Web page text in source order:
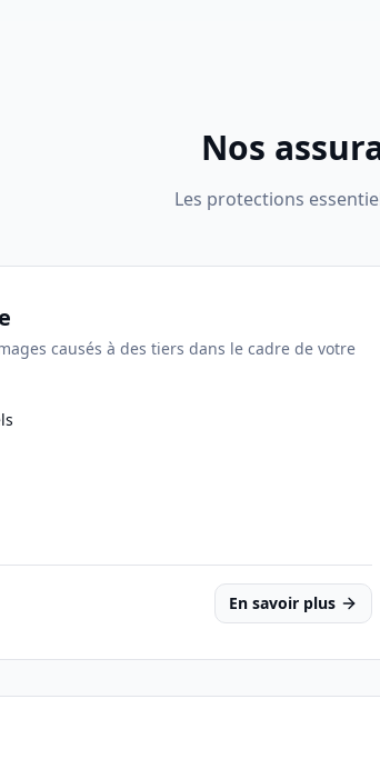
Nos
Les protections
causés à des tiers dans le cadre de votre
En savoir plus